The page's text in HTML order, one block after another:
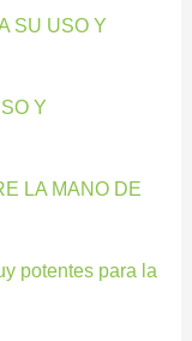
SU USO Y
Y
LA MANO DE
potentes para la